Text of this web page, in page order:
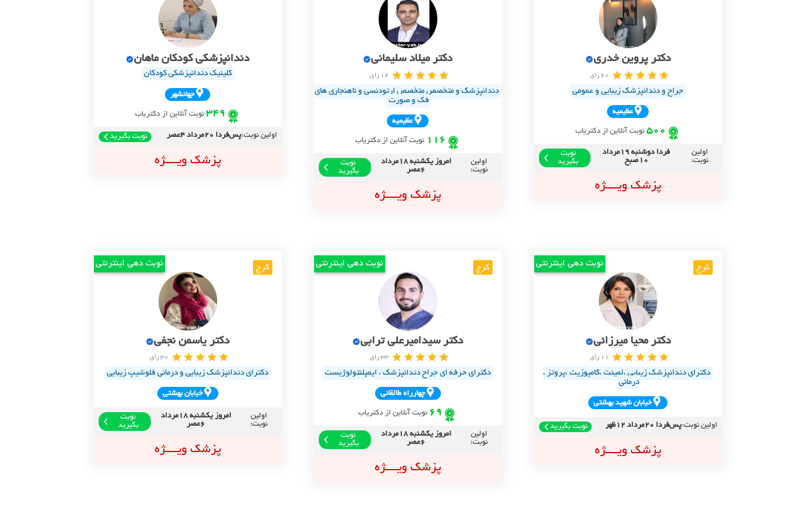
دکتر پروین خدری
60 رای
جراح و دندانپزشک زیبایی و عمومی
عظيميه
500 نوبت آنلاین از دکتریاب
اولین
نوبت:
فردا دوشنبه 19مرداد
10صبح
نوبت
بگیرید
پزشک ویــــژه
دکتر میلاد سلیمانی
12 رای
دندانپزشک و متخصص متخصص ارتودنسی و ناهنجاری های
فک و صورت
عظيميه
116 نوبت آنلاین از دکتریاب
اولین
نوبت:
امروز یکشنبه 18مرداد
6عصر
نوبت
بگیرید
پزشک ویــــژه
دندانپزشکی کودکان ماهان
کلینیک دندانپزشکی کودکان
جهانشهر
349 نوبت آنلاین از دکتریاب
اولین نوبت:پس‌فردا 20مرداد 4عصر نوبت بگیرید
پزشک ویــــژه
کرج نوبت دهی اینترنتی
دکتر محیا میرزائی
11 رای
دکترای دندانپزشک زیبایی ،لمینت ،کامپوزیت ،پروتز ،
درمانی
خيابان شهيد بهشتي
اولین نوبت:پس‌فردا 20مرداد 12ظهر نوبت بگیرید
پزشک ویــــژه
کرج نوبت دهی اینترنتی
دکتر سیدامیرعلی ترابی
33 رای
دکترای حرفه ای جراح دندانپزشک ، ایمپلنتولوژیست
چهارراه طالقاني
69 نوبت آنلاین از دکتریاب
اولین
نوبت:
امروز یکشنبه 18مرداد
6عصر
نوبت
بگیرید
پزشک ویــــژه
کرج نوبت دهی اینترنتی
دکتر یاسمن نجفی
30 رای
دکترای دندانپزشک زیبایی و درمانی فلوشیپ زیبایی
خيابان بهشتي
اولین
نوبت:
امروز یکشنبه 18مرداد
6عصر
نوبت
بگیرید
پزشک ویــــژه